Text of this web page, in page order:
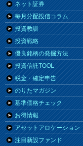
ネット証券
毎月分配投信コラム
投資教訓
投資戦略
優良銘柄の発掘方法
投資信託TOOL
税金・確定申告
のりたマガジン
基準価格チェック
お得情報
アセットアロケーション
注目新設ファンド